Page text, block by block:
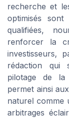
recherche et
optimisés
qualifiées,
renforcer la
investisseurs,
rédaction qui
pilotage de la
permet ainsi
naturel comme
arbitrages